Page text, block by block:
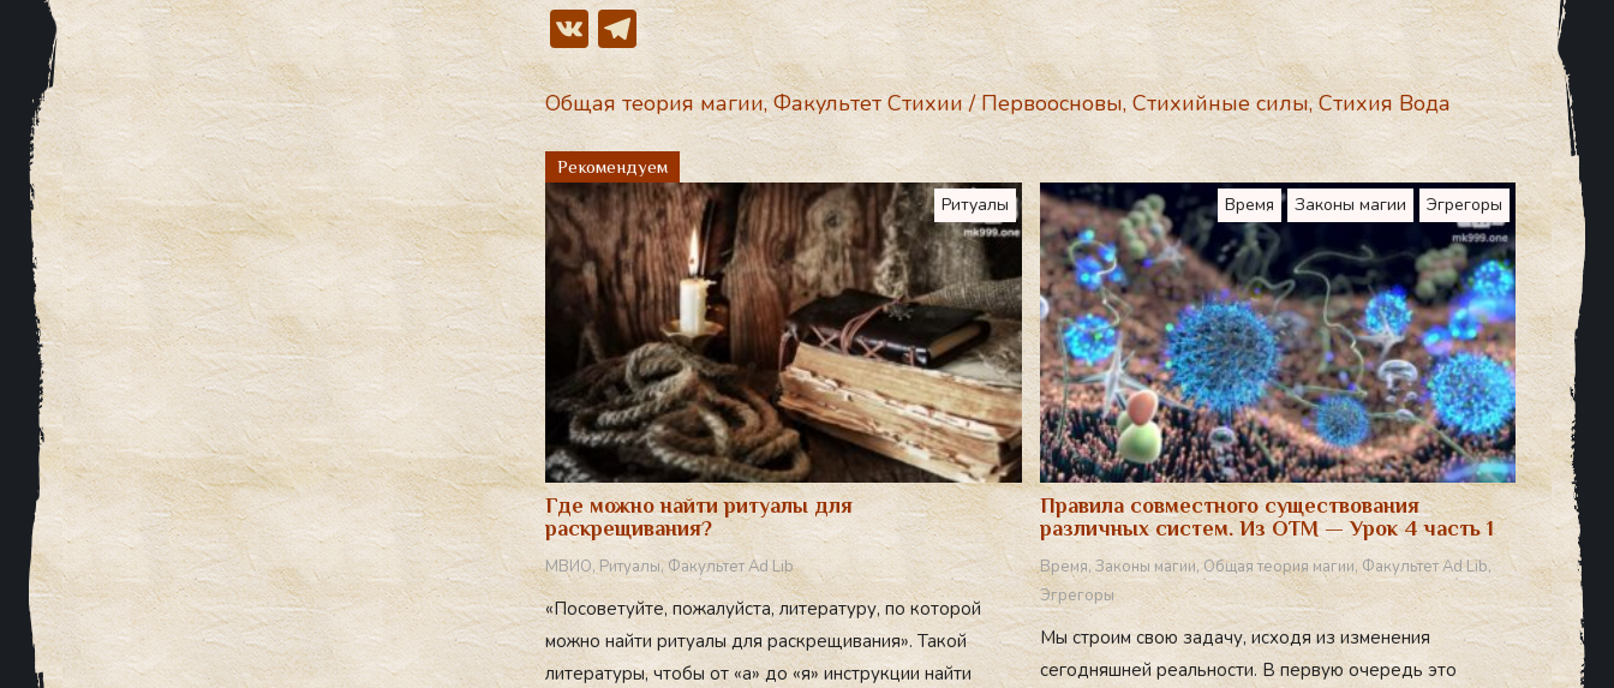
V
K
T
el
e
gr
a
m
Общая теория магии,Факультет Стихии/Первоосновы,Стихийные силы,Стихия Вода
Рекомендуем
Ритуалы
Где можно найти ритуалы для
раскрещивания?
МВИО,Ритуалы,Факультет Ad Lib
«Посоветуйте, пожалуйста, литературу, по которой
можно найти ритуалы для раскрещивания». Такой
литературы, чтобы от «а» до «я» инструкции найти
Время Законы магии Эгрегоры
Правила совместного существования
различных систем. Из ОТМ — Урок 4 часть 1
Время,Законы магии,Общая теория магии,Факультет Ad Lib,
Эгрегоры
Мы строим свою задачу, исходя из изменения
сегодняшней реальности. В первую очередь это